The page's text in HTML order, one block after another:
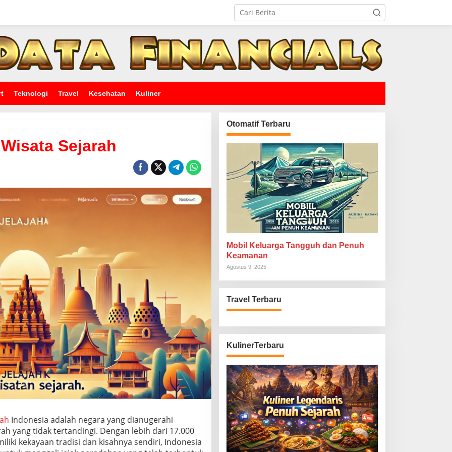
Teknologi Travel Kesehatan Kuliner
Sejarah
Indonesia adalah negara yang dianugerahi
yang tidak tertandingi. Dengan lebih dari 17.000
kekayaan tradisi dan kisahnya sendiri, Indonesia
Otomatif Terbaru
Mobil Keluarga Tangguh dan Penuh
Keamanan
Agustus 9, 2025
Travel Terbaru
KulinerTerbaru